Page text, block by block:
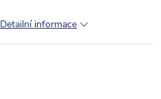
Detailní informace